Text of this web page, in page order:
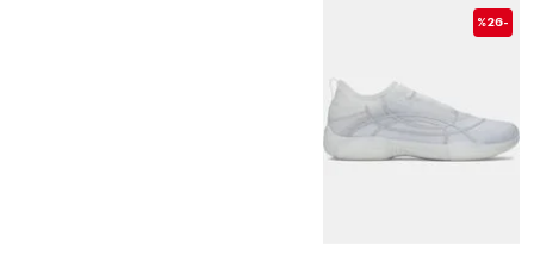
-%26